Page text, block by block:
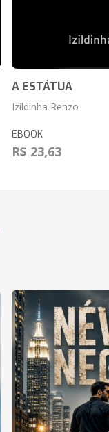
A ESTÁTUA
Izildinha Renzo
EBOOK
R$ 23,63